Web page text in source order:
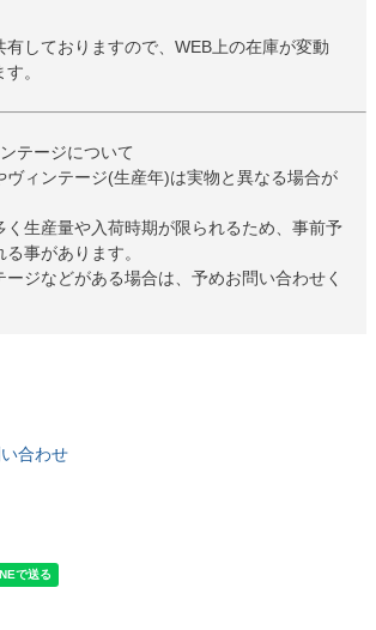
有しておりますので、WEB上の在庫が変動
。
テージについて
ヴィンテージ(生産年)は実物と異なる場合が
く生産量や入荷時期が限られるため、事前予
事があります。
ージなどがある場合は、予めお問い合わせく
合わせ